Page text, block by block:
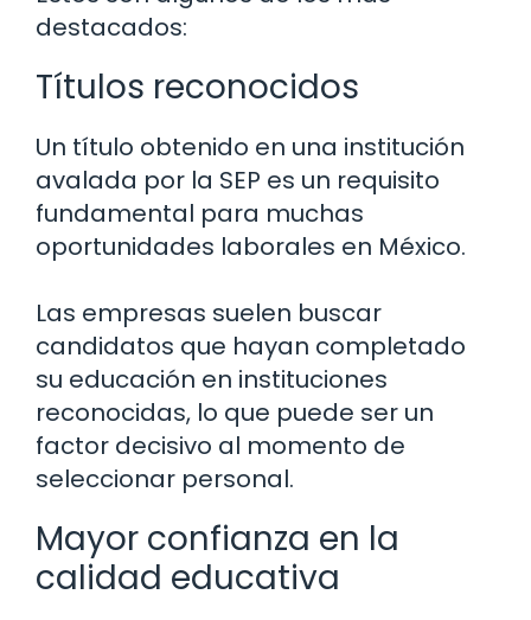
destacados:
Títulos reconocidos
Un título obtenido en una institución
avalada por la SEP es un requisito
fundamental para muchas
oportunidades laborales en México.
Las empresas suelen buscar
candidatos que hayan completado
su educación en instituciones
reconocidas, lo que puede ser un
factor decisivo al momento de
seleccionar personal.
Mayor confianza en la
calidad educativa